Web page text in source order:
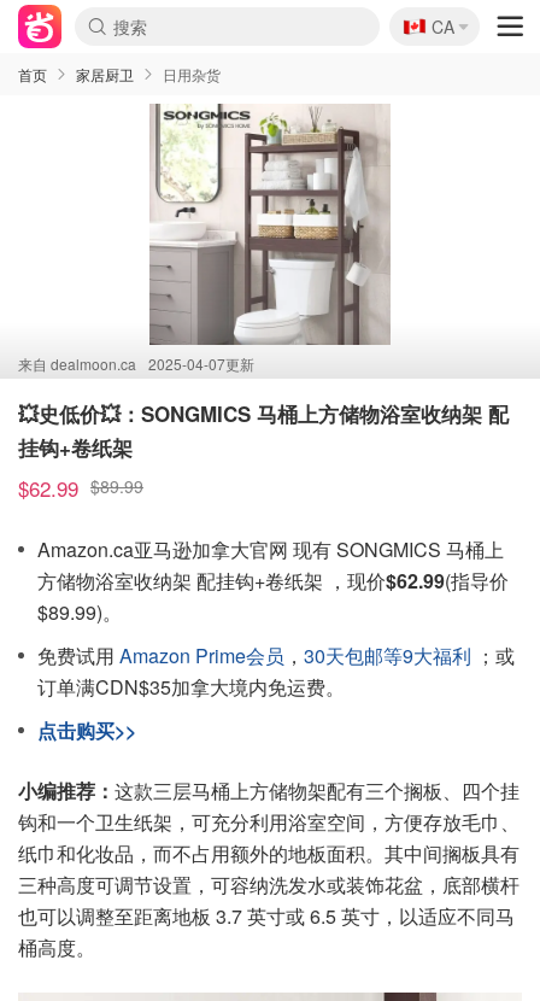
🇨🇦
CA
首页 家居厨卫 日用杂货
来自 dealmoon.ca 2025-04-07更新
💥史低价💥：SONGMICS 马桶上方储物浴室收纳架 配
挂钩+卷纸架
$62.99 $89.99
Amazon.ca亚马逊加拿大官网 现有 SONGMICS 马桶上
方储物浴室收纳架 配挂钩+卷纸架 ，现价$62.99(指导价
$89.99)。
免费试用 Amazon Prime会员 ， 30天包邮等9大福利 ；或
订单满CDN$35加拿大境内免运费。
点击购买>>
小编推荐： 这款三层马桶上方储物架配有三个搁板、四个挂
钩和一个卫生纸架，可充分利用浴室空间，方便存放毛巾、
纸巾和化妆品，而不占用额外的地板面积。其中间搁板具有
三种高度可调节设置，可容纳洗发水或装饰花盆，底部横杆
也可以调整至距离地板 3.7 英寸或 6.5 英寸，以适应不同马
桶高度。